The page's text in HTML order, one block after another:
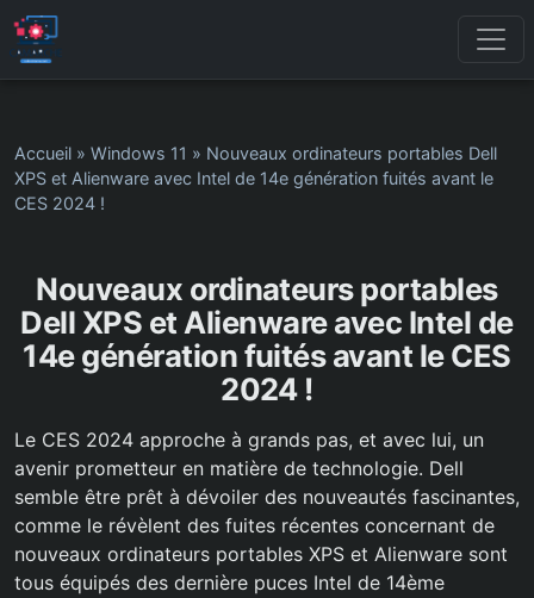
Accueil » Windows 11 » Nouveaux ordinateurs portables Dell
XPS et Alienware avec Intel de 14e génération fuités avant le
CES 2024 !
Nouveaux ordinateurs portables
Dell XPS et Alienware avec Intel de
14e génération fuités avant le CES
2024 !
Le CES 2024 approche à grands pas, et avec lui, un
avenir prometteur en matière de technologie. Dell
semble être prêt à dévoiler des nouveautés fascinantes,
comme le révèlent des fuites récentes concernant de
nouveaux ordinateurs portables XPS et Alienware sont
tous équipés des dernière puces Intel de 14ème